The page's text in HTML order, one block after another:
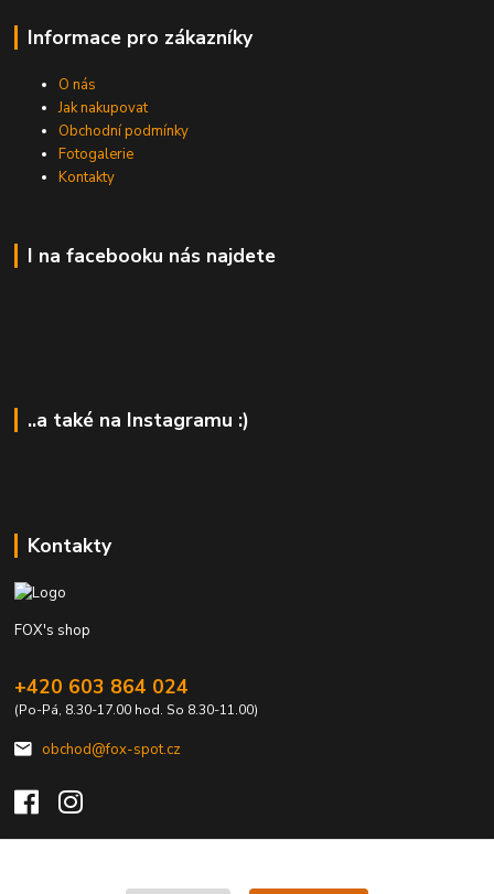
Informace pro zákazníky
O nás
Jak nakupovat
Obchodní podmínky
Fotogalerie
Kontakty
I na facebooku nás najdete
..a také na Instagramu :)
Kontakty
FOX's shop
+420 603 864 024
(Po-Pá, 8.30-17.00 hod. So 8.30-11.00)
obchod@fox-spot.cz